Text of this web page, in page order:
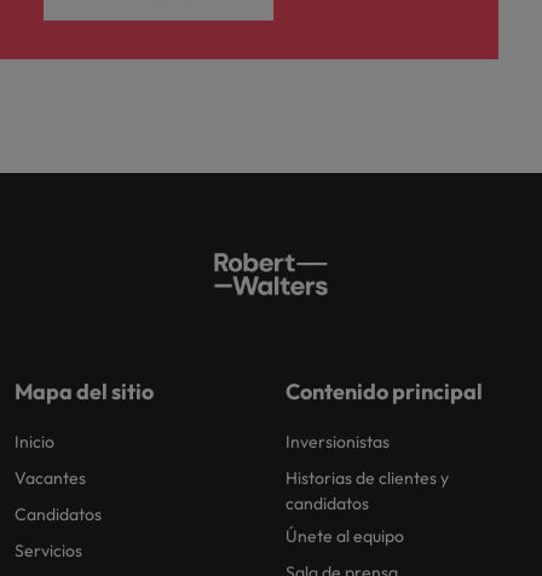
Mapa del sitio
Inicio
Vacantes
Candidatos
Servicios
Contenido principal
Inversionistas
Historias de clientes y
candidatos
Únete al equipo